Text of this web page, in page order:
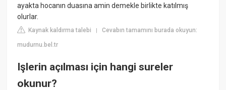
ayakta hocanın duasına amin demekle birlikte katılmış
olurlar.
Kaynak kaldırma talebi |Cevabın tamamını burada okuyun:
mudurnu.bel.tr
Işlerin açılması için hangi sureler
okunur?